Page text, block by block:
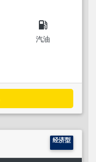
local_gas_station
汽油
经济型